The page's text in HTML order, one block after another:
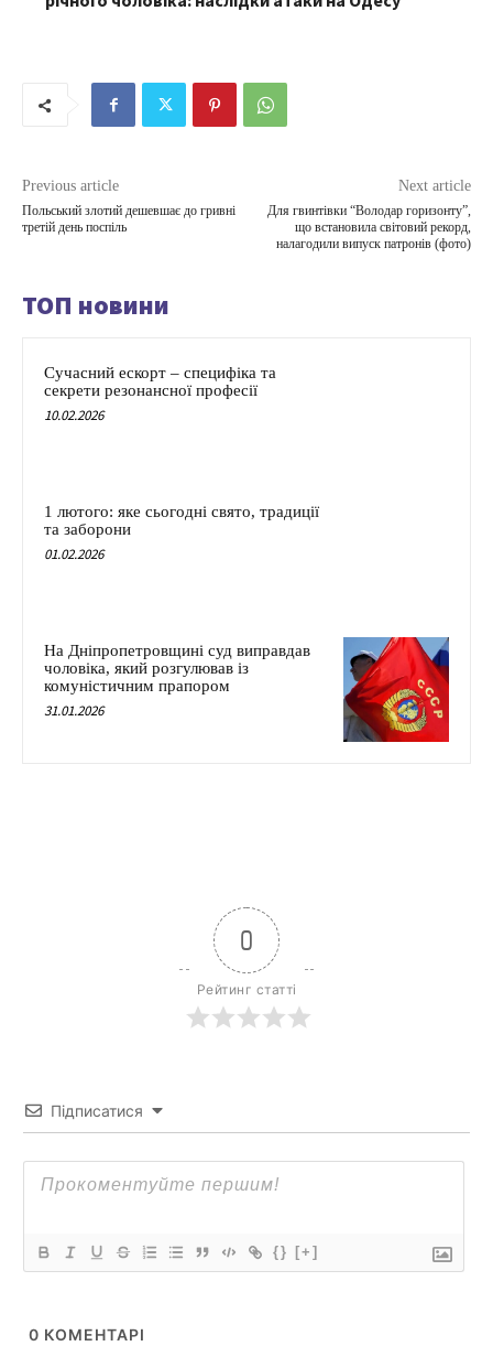
Previous article
Польський злотий дешевшає до гривні
третій день поспіль
Next article
Для гвинтівки “Володар горизонту”,
що встановила світовий рекорд,
налагодили випуск патронів (фото)
ТОП новини
Сучасний ескорт – специфіка та
секрети резонансної професії
10.02.2026
1 лютого: яке сьогодні свято, традиції
та заборони
01.02.2026
На Дніпропетровщині суд виправдав
чоловіка, який розгулював із
комуністичним прапором
31.01.2026
0
Рейтинг статті
Підписатися
{} [+]
0 КОМЕНТАРІ